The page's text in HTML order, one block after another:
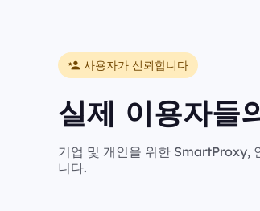
사용자가 신뢰합니다
실제 이용자들
기업 및 개인을 위한 SmartProxy,
니다.